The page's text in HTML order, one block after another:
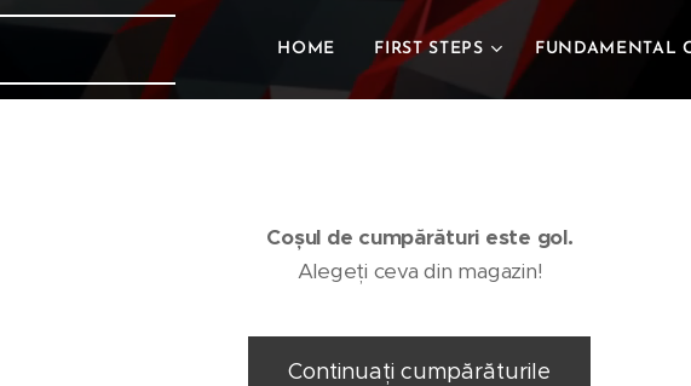
HOME FIRST STEPS FUNDAMENTAL
Coșul de cumpărături este gol.
Alegeți ceva din magazin!
Continuați cumpărăturile